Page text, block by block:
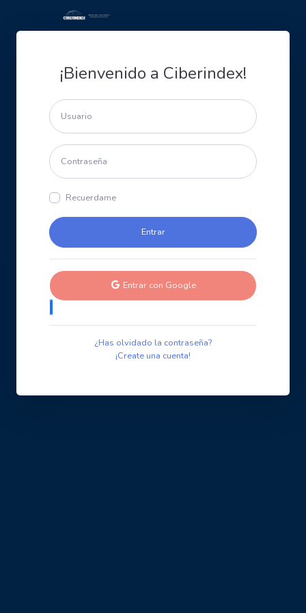
¡Bienvenido a Ciberindex!
Recuerdame
Entrar con Google
¿Has olvidado la contraseña?
¡Create una cuenta!